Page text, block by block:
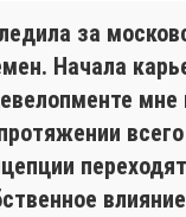
за
Начала
мне